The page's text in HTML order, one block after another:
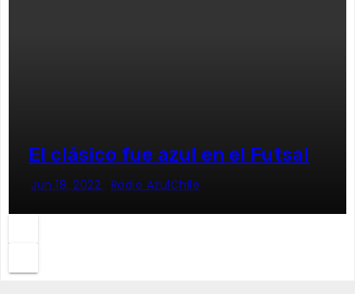
El clásico fue azul en el Futsal
Jun 18, 2022 Radio AzulChile